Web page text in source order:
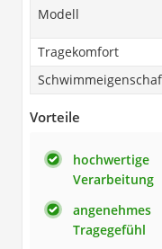
Modell
Tragekomfort
Vorteile
hochwertige
Verarbeitung
angenehmes
Tragegefühl